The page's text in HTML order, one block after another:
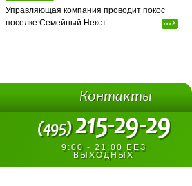
Управляющая компания проводит покос
поселке Семейный Некст
...>
Контакты
(495)215-29-29
9:00 - 21:00 БЕЗ
ВЫХОДНЫХ